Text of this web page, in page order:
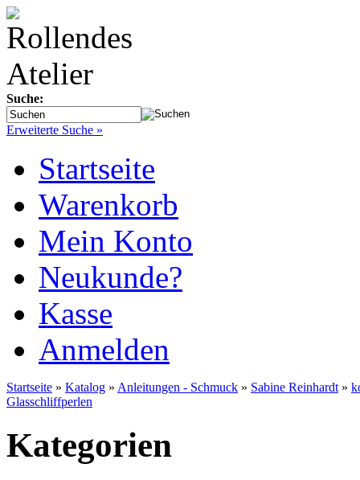
Suche:
Erweiterte Suche »
Startseite
Warenkorb
Mein Konto
Neukunde?
Kasse
Anmelden
Startseite » Katalog » Anleitungen - Schmuck » Sabine Reinhardt »
Glasschliffperlen
Kategorien